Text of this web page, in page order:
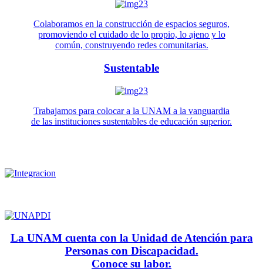
Colaboramos en la construcción de espacios seguros,
promoviendo el cuidado de lo propio, lo ajeno y lo
común, construyendo redes comunitarias.
Sustentable
Trabajamos para colocar a la UNAM a la vanguardia
de las instituciones sustentables de educación superior.
La UNAM cuenta con la Unidad de Atención para
Personas con Discapacidad.
Conoce su labor.